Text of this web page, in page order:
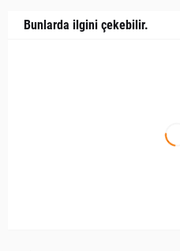
Bunlarda ilgini çekebilir.